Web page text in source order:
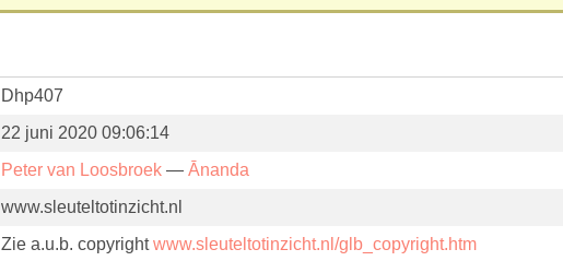
Dhp407
22 juni 2020 09:06:14
Peter van Loosbroek — Ānanda
www.sleuteltotinzicht.nl
Zie a.u.b. copyrightwww.sleuteltotinzicht.nl/glb_copyright.htm